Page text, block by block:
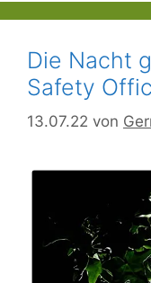
Die Nacht
Safety
13.07.22 von